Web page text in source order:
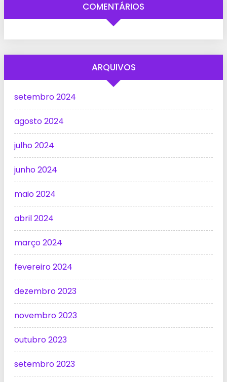
COMENTÁRIOS
ARQUIVOS
setembro 2024
agosto 2024
julho 2024
junho 2024
maio 2024
abril 2024
março 2024
fevereiro 2024
dezembro 2023
novembro 2023
outubro 2023
setembro 2023